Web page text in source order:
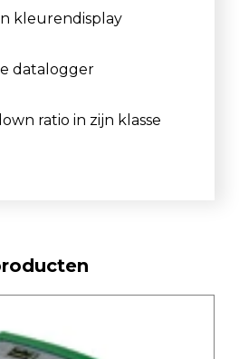
kleurendisplay
datalogger
ratio in zijn klasse